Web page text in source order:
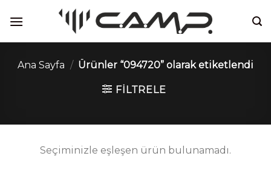
atla
Ana Sayfa / Ürünler “094720” olarak etiketlendi
FILTRELE
Seçiminizle eşleşen ürün bulunamadı.